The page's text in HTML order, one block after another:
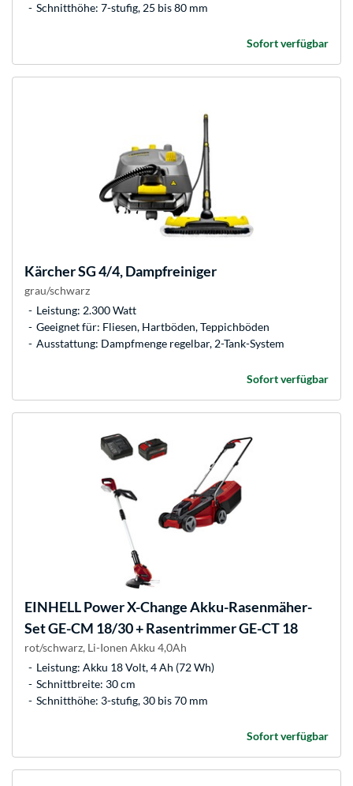
Schnitthöhe: 7-stufig, 25 bis 80 mm
Sofort verfügbar
KärcherSG 4/4, Dampfreiniger
grau/schwarz
Leistung: 2.300 Watt
Geeignet für: Fliesen, Hartböden, Teppichböden
Ausstattung: Dampfmenge regelbar, 2-Tank-System
Sofort verfügbar
EINHELLPower X-Change Akku-Rasenmäher-
Set GE-CM 18/30 + Rasentrimmer GE-CT 18
rot/schwarz, Li-Ionen Akku 4,0Ah
Leistung: Akku 18 Volt, 4 Ah (72 Wh)
Schnittbreite: 30 cm
Schnitthöhe: 3-stufig, 30 bis 70 mm
Sofort verfügbar